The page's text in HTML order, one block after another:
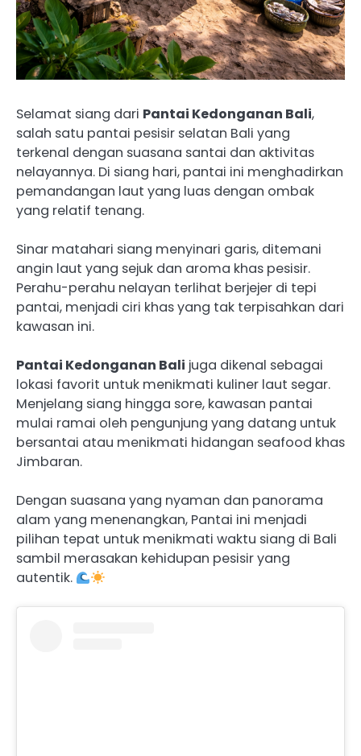
Selamat siang dari Pantai Kedonganan Bali,
salah satu pantai pesisir selatan Bali yang
terkenal dengan suasana santai dan aktivitas
nelayannya. Di siang hari, pantai ini menghadirkan
pemandangan laut yang luas dengan ombak
yang relatif tenang.
Sinar matahari siang menyinari garis, ditemani
angin laut yang sejuk dan aroma khas pesisir.
Perahu-perahu nelayan terlihat berjejer di tepi
pantai, menjadi ciri khas yang tak terpisahkan dari
kawasan ini.
Pantai Kedonganan Bali juga dikenal sebagai
lokasi favorit untuk menikmati kuliner laut segar.
Menjelang siang hingga sore, kawasan pantai
mulai ramai oleh pengunjung yang datang untuk
bersantai atau menikmati hidangan seafood khas
Jimbaran.
Dengan suasana yang nyaman dan panorama
alam yang menenangkan, Pantai ini menjadi
pilihan tepat untuk menikmati waktu siang di Bali
sambil merasakan kehidupan pesisir yang
autentik.